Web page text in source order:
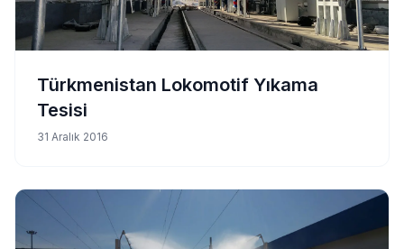
Türkmenistan Lokomotif Yıkama
Tesisi
31 Aralık 2016